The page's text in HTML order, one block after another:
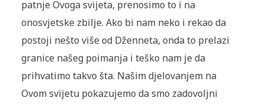
patnje Ovoga svijeta, prenosimo to i na
onosvjetske zbilje. Ako bi nam neko i rekao da
postoji nešto više od Dženneta, onda to prelazi
granice našeg poimanja i teško nam je da
prihvatimo takvo šta. Našim djelovanjem na
Ovom svijetu pokazujemo da smo zadovoljni